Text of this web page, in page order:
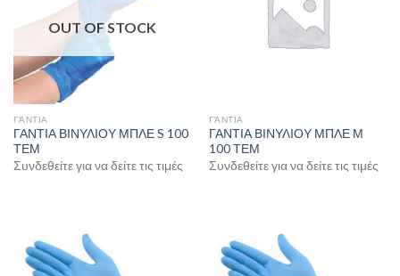
OUT OF STOCK
ΓΆΝΤΙΑ
ΓΑΝΤΙΑ ΒΙΝΥΛΙΟΥ ΜΠΛΕ S 100
ΤΕΜ
Συνδεθείτε για να δείτε τις τιμές
ΓΆΝΤΙΑ
ΓΑΝΤΙΑ ΒΙΝΥΛΙΟΥ ΜΠΛΕ Μ
100 ΤΕΜ
Συνδεθείτε για να δείτε τις τιμές